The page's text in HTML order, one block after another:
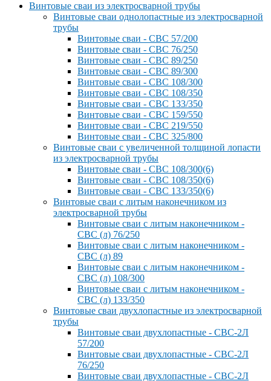
Винтовые сваи из электросварной трубы
Винтовые сваи однолопастные из электросварной
трубы
Винтовые сваи - СВС 57/200
Винтовые сваи - СВС 76/250
Винтовые сваи - СВС 89/250
Винтовые сваи - СВС 89/300
Винтовые сваи - СВС 108/300
Винтовые сваи - СВС 108/350
Винтовые сваи - СВС 133/350
Винтовые сваи - СВС 159/550
Винтовые сваи - СВС 219/550
Винтовые сваи - СВС 325/800
Винтовые сваи с увеличенной толщиной лопасти
из электросварной трубы
Винтовые сваи - СВС 108/300(6)
Винтовые сваи - СВС 108/350(6)
Винтовые сваи - СВС 133/350(6)
Винтовые сваи с литым наконечником из
электросварной трубы
Винтовые сваи с литым наконечником -
СВС (л) 76/250
Винтовые сваи с литым наконечником -
СВС (л) 89
Винтовые сваи с литым наконечником -
СВС (л) 108/300
Винтовые сваи с литым наконечником -
СВС (л) 133/350
Винтовые сваи двухлопастные из электросварной
трубы
Винтовые сваи двухлопастные - СВС-2Л
57/200
Винтовые сваи двухлопастные - СВС-2Л
76/250
Винтовые сваи двухлопастные - СВС-2Л